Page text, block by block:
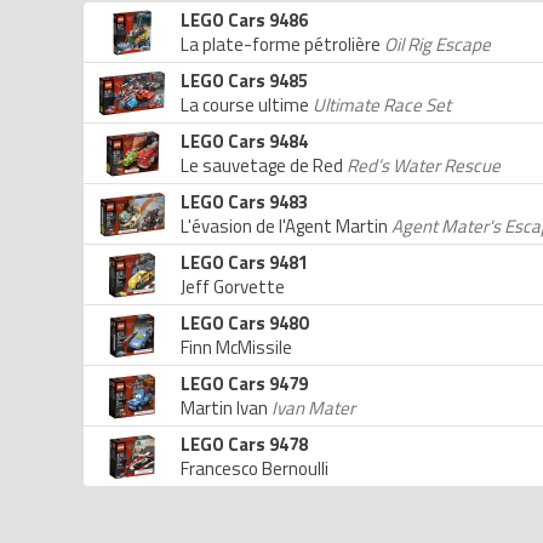
LEGO Cars 9486
La plate-forme pétrolière Oil Rig Escape
LEGO Cars 9485
La course ultime Ultimate Race Set
LEGO Cars 9484
Le sauvetage de Red Red’s Water Rescue
LEGO Cars 9483
L'évasion de l'Agent MartinAgent Mater's
LEGO Cars 9481
Jeff Gorvette
LEGO Cars 9480
Finn McMissile
LEGO Cars 9479
Martin Ivan Ivan Mater
LEGO Cars 9478
Francesco Bernoulli